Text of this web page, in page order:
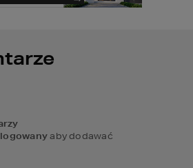
aby dodawać